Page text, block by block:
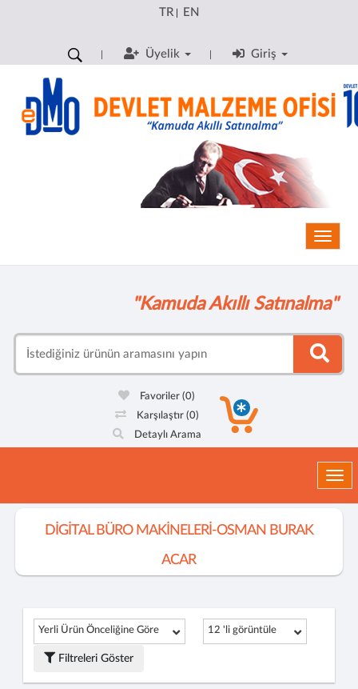
TR| EN
Üyelik Giriş
"Kamuda Akıllı Satınalma"
Favoriler(0)
Karşılaştır (0)
Detaylı Arama
DİGİTAL BÜRO MAKİNELERİ-OSMAN BURAK
ACAR
Yerli Ürün Önceliğine Göre 12 'li görüntüle
Filtreleri Göster